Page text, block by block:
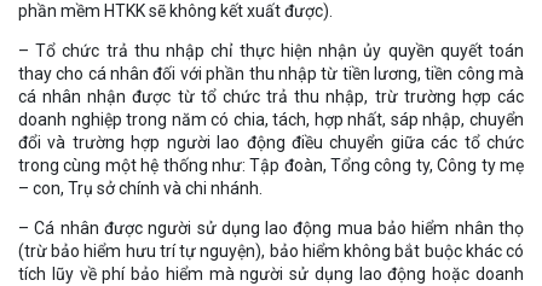
phần mềm HTKK sẽ không kết xuất được).
– Tổ chức trả thu nhập chỉ thực hiện nhận ủy quyền quyết toán
thay cho cá nhân đối với phần thu nhập từ tiền lương, tiền công mà
cá nhân nhận được từ tổ chức trả thu nhập, trừ trường hợp các
doanh nghiệp trong năm có chia, tách, hợp nhất, sáp nhập, chuyển
đổi và trường hợp người lao động điều chuyển giữa các tổ chức
trong cùng một hệ thống như: Tập đoàn, Tổng công ty, Công ty mẹ
– con, Trụ sở chính và chi nhánh.
– Cá nhân được người sử dụng lao động mua bảo hiểm nhân thọ
(trừ bảo hiểm hưu trí tự nguyện), bảo hiểm không bắt buộc khác có
tích lũy về phí bảo hiểm mà người sử dụng lao động hoặc doanh